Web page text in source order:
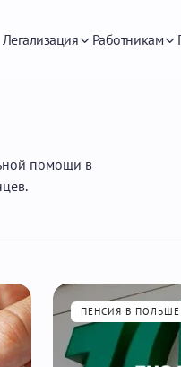
Легализация Работникам
помощи в
ПЕНСИЯ В ПОЛЬШЕ